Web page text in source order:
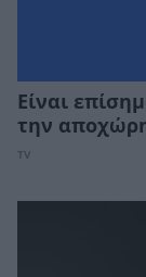
Είναι
την
TV